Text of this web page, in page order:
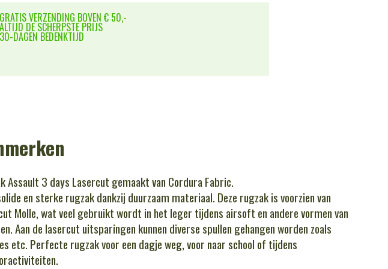
GRATIS VERZENDING BOVEN € 50,-
ALTIJD DE SCHERPSTE PRIJS
30-DAGEN BEDENKTIJD
Assault 3 days Lasercut gemaakt van Cordura Fabric.
en sterke rugzak dankzij duurzaam materiaal. Deze rugzak is voorzien van
Molle, wat veel gebruikt wordt in het leger tijdens airsoft en andere vormen van
Aan de lasercut uitsparingen kunnen diverse spullen gehangen worden zoals
etc. Perfecte rugzak voor een dagje weg, voor naar school of tijdens